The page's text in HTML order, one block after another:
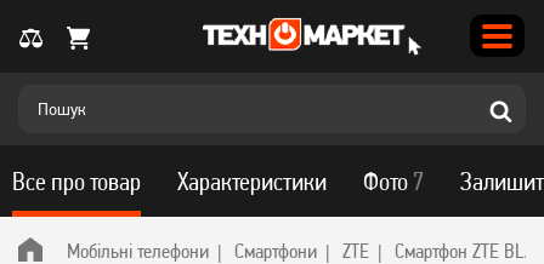
Мобільні телефони Смартфони ZTE Смартфон ZTE
Все про товар Характеристики Фото 7